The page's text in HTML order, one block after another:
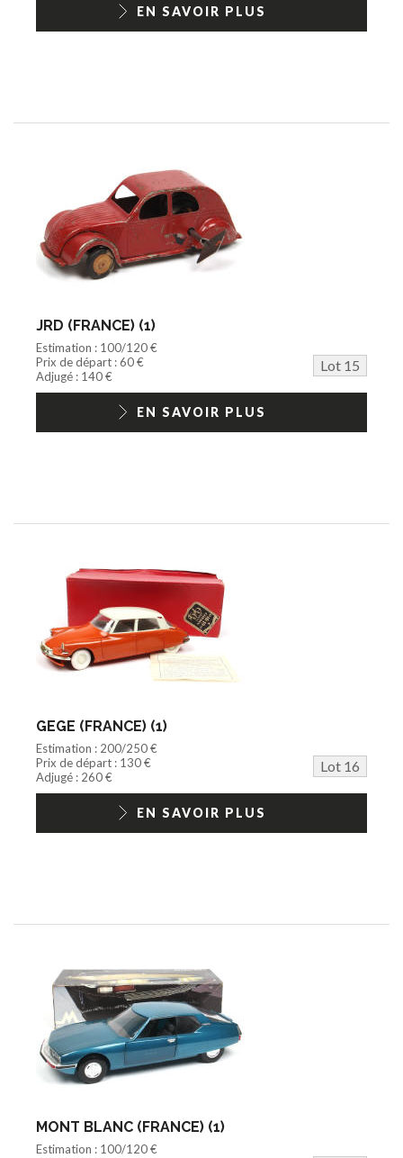
EN SAVOIR PLUS
JRD (FRANCE) (1)
Estimation : 100/120 €
Prix de départ : 60 €
Lot 15
Adjugé : 140 €
EN SAVOIR PLUS
GEGE (FRANCE) (1)
Estimation : 200/250 €
Prix de départ : 130 €
Lot 16
Adjugé : 260 €
EN SAVOIR PLUS
MONT BLANC (FRANCE) (1)
Estimation : 100/120 €